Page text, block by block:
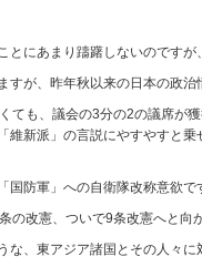
にあまり躊躇しないのですが
が、昨年秋以来の日本の政治
ても、議会の3分の2の議席が
新派」の言説にやすやすと
防軍」への自衛隊改称意欲で
改憲、ついで9条改憲へと向
、東アジア諸国とその人々